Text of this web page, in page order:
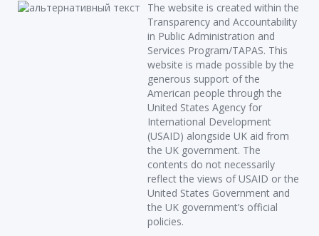
The website is created within the
Transparency and Accountability
in Public Administration and
Services Program/TAPAS. This
website is made possible by the
generous support of the
American people through the
United States Agency for
International Development
(USAID) alongside UK aid from
the UK government. The
contents do not necessarily
reflect the views of USAID or the
United States Government and
the UK government’s official
policies.